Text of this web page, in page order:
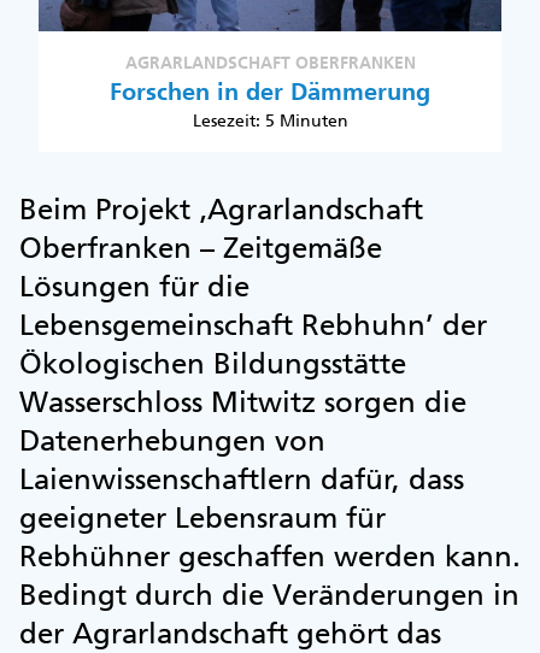
AGRARLANDSCHAFT OBERFRANKEN
Forschen in der Dämmerung
Lesezeit: 5 Minuten
Beim Projekt ‚Agrarlandschaft
Oberfranken – Zeitgemäße
Lösungen für die
Lebensgemeinschaft Rebhuhn’ der
Ökologischen Bildungsstätte
Wasserschloss Mitwitz sorgen die
Datenerhebungen von
Laienwissenschaftlern dafür, dass
geeigneter Lebensraum für
Rebhühner geschaffen werden kann.
Bedingt durch die Veränderungen in
der Agrarlandschaft gehört das